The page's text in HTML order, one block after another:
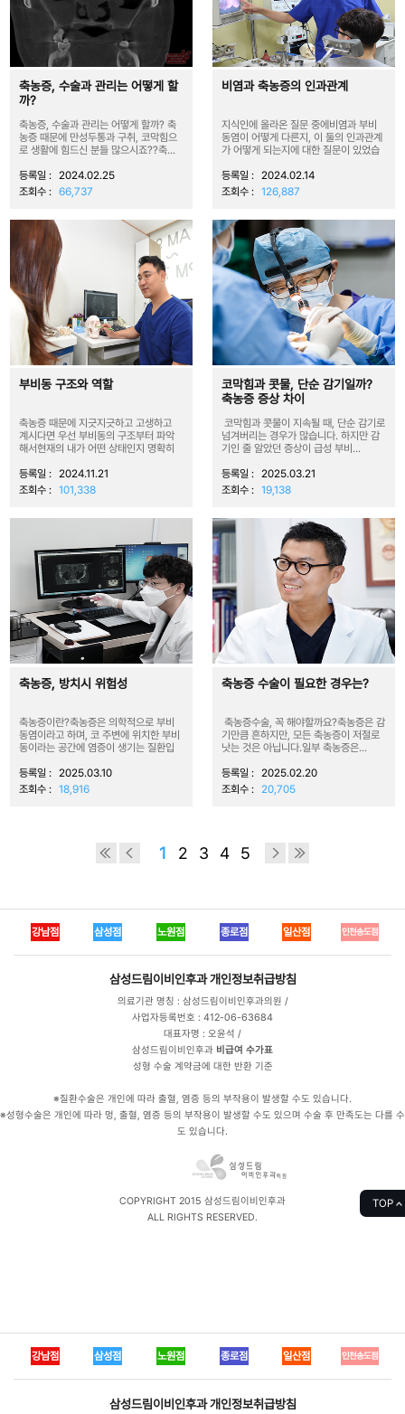
축농증, 수술과 관리는 어떻게 할
까?
축농증, 수술과 관리는 어떻게 할까? 축
농증 때문에 만성두통과 구취, 코막힘으
로 생활에 힘드신 분들 많으시죠??축...
등록일 : 2024.02.25
조회수 : 66,737
비염과 축농증의 인과관계
지식인에 올라온 질문 중에비염과 부비
동염이 어떻게 다른지, 이 둘의 인과관계
가 어떻게 되는지에 대한 질문이 있었습
등록일 : 2024.02.14
조회수 : 126,887
부비동 구조와 역할
축농증 때문에 지긋지긋하고 고생하고
계시다면 우선 부비동의 구조부터 파악
해서현재의 내가 어떤 상태인지 명확히
등록일 : 2024.11.21
조회수 : 101,338
코막힘과 콧물, 단순 감기일까?
축농증 증상 차이
코막힘과 콧물이 지속될 때, 단순 감기로
넘겨버리는 경우가 많습니다. 하지만 감
기인 줄 알았던 증상이 급성 부비...
등록일 : 2025.03.21
조회수 : 19,138
축농증, 방치시 위험성
축농증이란?축농증은 의학적으로 부비
동염이라고 하며, 코 주변에 위치한 부비
동이라는 공간에 염증이 생기는 질환입
등록일 :
2025.03.10
조회수 : 18,916
축농증 수술이 필요한 경우는?
축농증수술, 꼭 해야할까요?축농증은 감
기만큼 흔하지만, 모든 축농증이 저절로
낫는 것은 아닙니다.일부 축농증은...
등록일 :
2025.02.20
조회수 :
20,705
1 2 3 4 5
강남점 삼성점 노원점 종로점 일산점 인천송도점
삼성드림이비인후과 개인정보취급방침
의료기관 명칭 : 삼성드림이비인후과의원 /
사업자등록번호 : 412-06-63684
대표자명 : 오윤석 /
삼성드림이비인후과 비급여 수가표
성형 수술 계약금에 대한 반환 기준
※질환수술은 개인에 따라 출혈, 염증 등의 부작용이 발생할 수도 있습니다.
※성형수술은 개인에 따라 멍, 출혈, 염증 등의 부작용이 발생할 수도 있으며 수술 후 만족도는 다를 수
도 있습니다.
COPYRIGHT 2015 삼성드림이비인후과
ALL RIGHTS RESERVED.
TOP
강남점 삼성점 노원점 종로점 일산점 인천송도점
삼성드림이비인후과 개인정보취급방침